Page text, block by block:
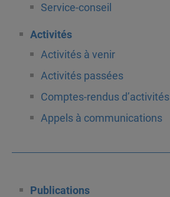
Service-conseil
Activités
Activités à venir
Activités passées
Comptes-rendus d’activités
Appels à communications
Publications